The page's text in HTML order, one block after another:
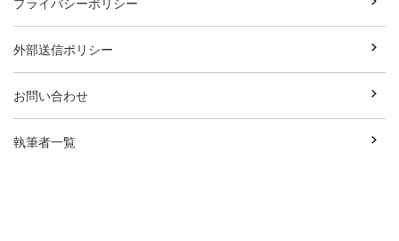
プライバシーポリシー
外部送信ポリシー
お問い合わせ
執筆者一覧